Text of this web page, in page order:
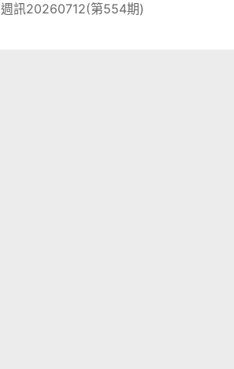
週訊20260712(第554期)